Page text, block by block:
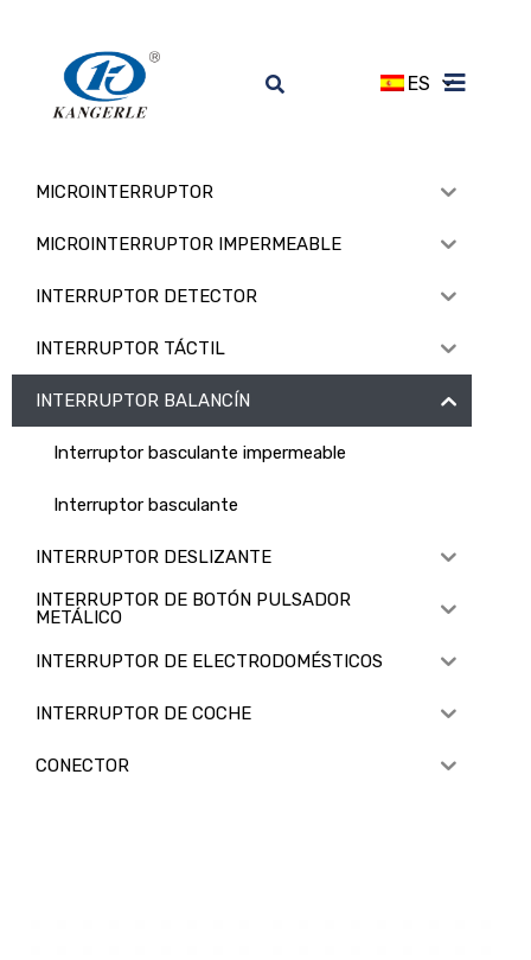
ES
MICROINTERRUPTOR
MICROINTERRUPTOR IMPERMEABLE
INTERRUPTOR DETECTOR
INTERRUPTOR TÁCTIL
INTERRUPTOR BALANCÍN
Interruptor basculante impermeable
Interruptor basculante
INTERRUPTOR DESLIZANTE
INTERRUPTOR DE BOTÓN PULSADOR
METÁLICO
INTERRUPTOR DE ELECTRODOMÉSTICOS
INTERRUPTOR DE COCHE
CONECTOR